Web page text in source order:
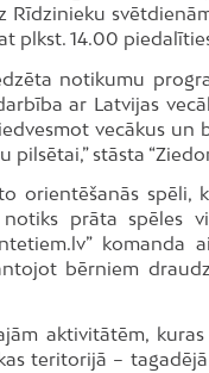
Rīdzinieku
plkst. 14.00
notikumu
ar Latvijas
vecākus
stāsta
orientēšanās
prāta spēles
bērniem
aktivitātēm,
teritorijā –